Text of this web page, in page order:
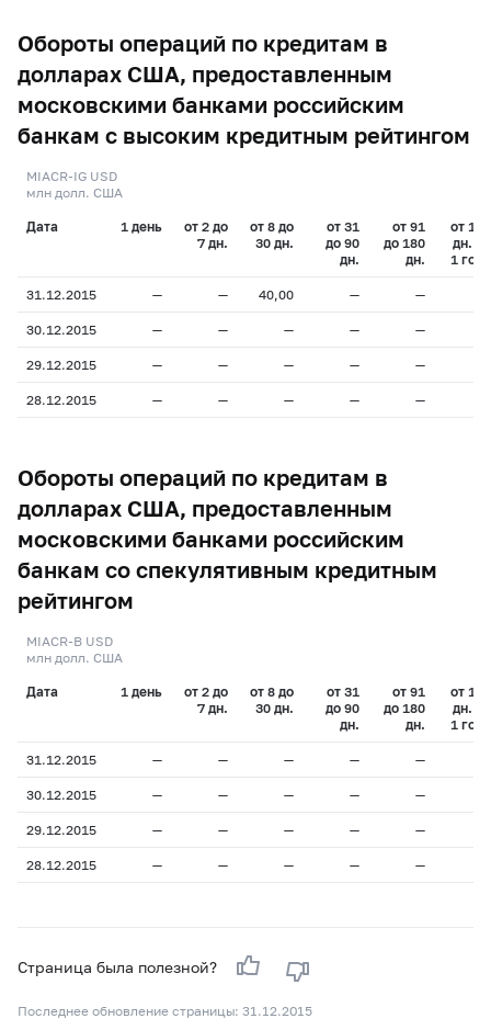
Обороты операций по кредитам в
долларах США, предоставленным
московскими банками российским
банкам с высоким кредитным рейтингом
MIACR-IG USD
млн долл. США
Дата 1 день
от 2 до
7 дн.
от 8 до
30 дн.
от 31
до 90
дн.
от 91
до 180
дн.
от 181
дн. до
1 года
31.12.2015 — — 40,00 — —
30.12.2015 — — — — —
29.12.2015 — — — — —
28.12.2015 — — — — —
Обороты операций по кредитам в
долларах США, предоставленным
московскими банками российским
банкам со спекулятивным кредитным
рейтингом
MIACR-B USD
млн долл. США
Дата 1 день
от 2 до
7 дн.
от 8 до
30 дн.
от 31
до 90
дн.
от 91
до 180
дн.
от 181
дн. до
1 года
31.12.2015 — — — — —
30.12.2015 — — — — —
29.12.2015 — — — — —
28.12.2015 — — — — —
Страница была полезной?
Последнее обновление страницы: 31.12.2015